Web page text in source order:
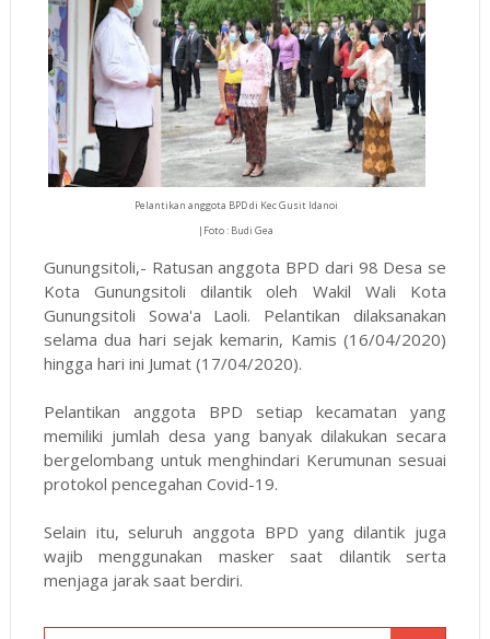
Pelantikan anggota BPD di Kec Gusit Idanoi
|Foto : Budi Gea
Gunungsitoli,- Ratusan anggota BPD dari 98 Desa se
Kota Gunungsitoli dilantik oleh Wakil Wali Kota
Gunungsitoli Sowa'a Laoli. Pelantikan dilaksanakan
selama dua hari sejak kemarin, Kamis (16/04/2020)
hingga hari ini Jumat (17/04/2020).
Pelantikan anggota BPD setiap kecamatan yang
memiliki jumlah desa yang banyak dilakukan secara
bergelombang untuk menghindari Kerumunan sesuai
protokol pencegahan Covid-19.
Selain itu, seluruh anggota BPD yang dilantik juga
wajib menggunakan masker saat dilantik serta
menjaga jarak saat berdiri.